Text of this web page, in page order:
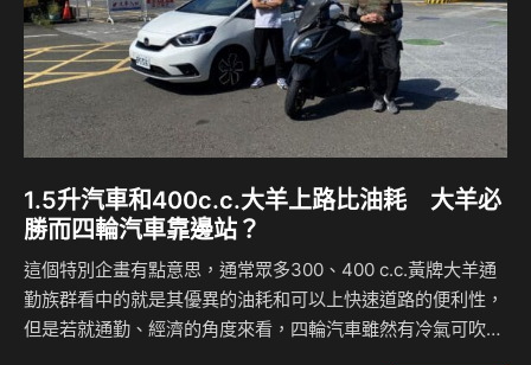
1.5升汽車和400c.c.大羊上路比油耗 大羊必
勝而四輪汽車靠邊站？
這個特別企畫有點意思，通常眾多300、400 c.c.黃牌大羊通
勤族群看中的就是其優異的油耗和可以上快速道路的便利性，
但是若就通勤、經濟的角度來看，四輪汽車雖然有冷氣可吹，